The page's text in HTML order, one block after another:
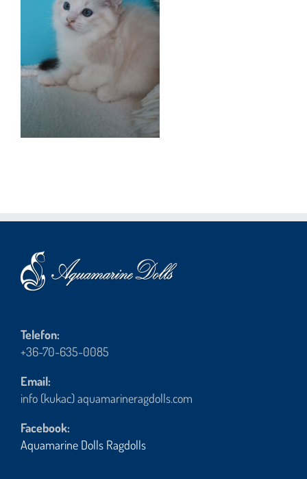
Telefon:
+36-70-635-0085
Email:
info (kukac) aquamarineragdolls.com
Facebook:
Aquamarine Dolls Ragdolls